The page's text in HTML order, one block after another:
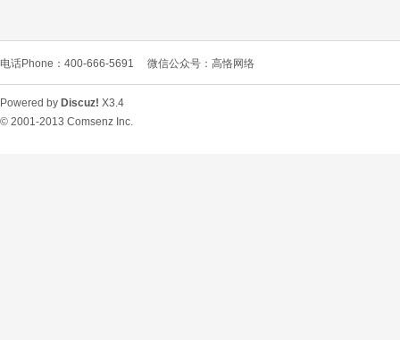
电话Phone：400-666-5691 微信公众号：高恪网络
Powered by Discuz! X3.4
© 2001-2013 Comsenz Inc.